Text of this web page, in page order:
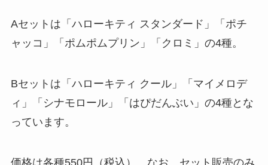
Aセットは「ハローキティ スタンダード」「ポチ
ャッコ」「ポムポムプリン」「クロミ」の4種。
Bセットは「ハローキティ クール」「マイメロデ
ィ」「シナモロール」「はぴだんぶい」の4種とな
っています。
価格は各種550円（税込）。なお、セット販売のみ